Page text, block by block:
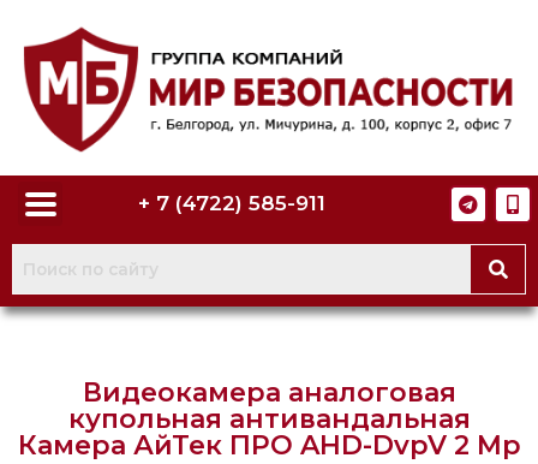
+ 7 (4722) 585-911
Видеокамера аналоговая
купольная антивандальная
Камера АйТек ПРО AHD-DvpV 2 Mp